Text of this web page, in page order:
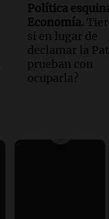
Política
Economía.
si en lugar de
declamar la
prueban con
ocuparla?